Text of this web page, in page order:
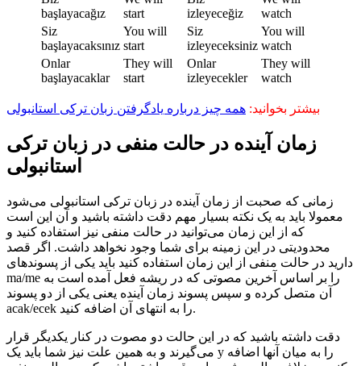
başlayacağız
start
izleyeceğiz
watch
Siz
başlayacaksınız
You will
start
Siz
izleyeceksiniz
You will
watch
Onlar
başlayacaklar
They will
start
Onlar
izleyecekler
They will
watch
بیشتر بخوانید: همه چیز درباره یادگرفتن زبان ترکی استانبولی
زمان آینده در حالت منفی در زبان ترکی
استانبولی
زمانی که صحبت از زمان آینده در زبان ترکی استانبولی می‌شود
معمولا باید به یک نکته بسیار مهم دقت داشته باشید و آن این است
که از این زمان می‌توانید در حالت منفی نیز استفاده کنید و
محدودیتی در این زمینه برای شما وجود نخواهد داشت. اگر قصد
دارید در حالت منفی از این زمان استفاده کنید باید یکی از پسوندهای
ma/me را بر اساس آخرین مصوتی که در ریشه فعل آمده است به
آن متصل کرده و سپس پسوند زمان آینده یعنی یکی از دو پسوند
acak/ecek را به انتهای آن اضافه کنید.
دقت داشته باشید که در این حالت دو مصوت در کنار یکدیگر قرار
می‌گیرند و به همین علت نیز شما باید یک y را به میان آنها اضافه